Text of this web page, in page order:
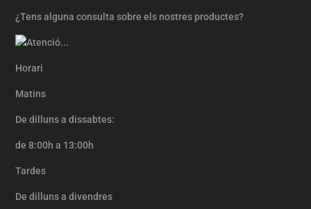
¿Tens alguna consulta sobre els nostres productes?
Horari
Matins
De dilluns a dissabtes:
de 8:00h a 13:00h
Tardes
De dilluns a divendres